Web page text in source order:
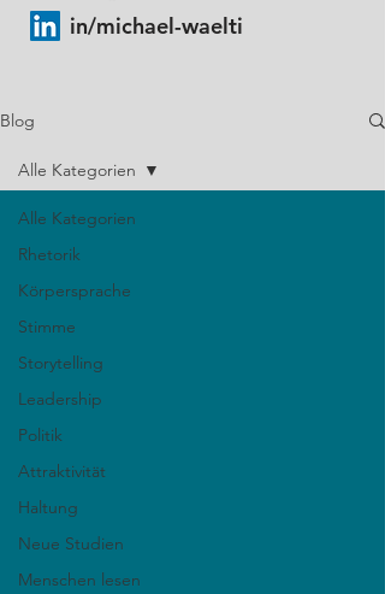
in/michael-waelti
Blog
Alle Kategorien
Rhetorik
Körpersprache
Stimme
Storytelling
Leadership
Politik
Attraktivität
Haltung
Neue Studien
Menschen lesen
Alle Kategorien